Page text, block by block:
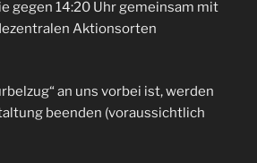
gegen 14:20 Uhr gemeinsam mit
Aktionsorten
an uns vorbei ist, werden
beenden (voraussichtlich